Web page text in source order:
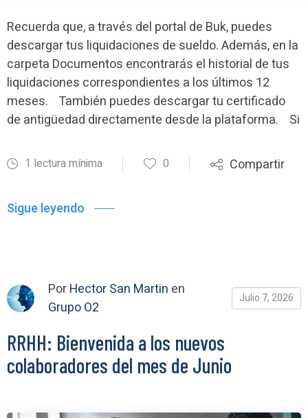
Recuerda que, a través del portal de Buk, puedes
descargar tus liquidaciones de sueldo. Además, en la
carpeta Documentos encontrarás el historial de tus
liquidaciones correspondientes a los últimos 12
meses. También puedes descargar tu certificado
de antigüedad directamente desde la plataforma. Si
1 lectura mínima 0 Compartir
Sigue leyendo
PorHector San Martin en
Grupo O2
Julio 7, 2026
RRHH: Bienvenida a los nuevos
colaboradores del mes de Junio